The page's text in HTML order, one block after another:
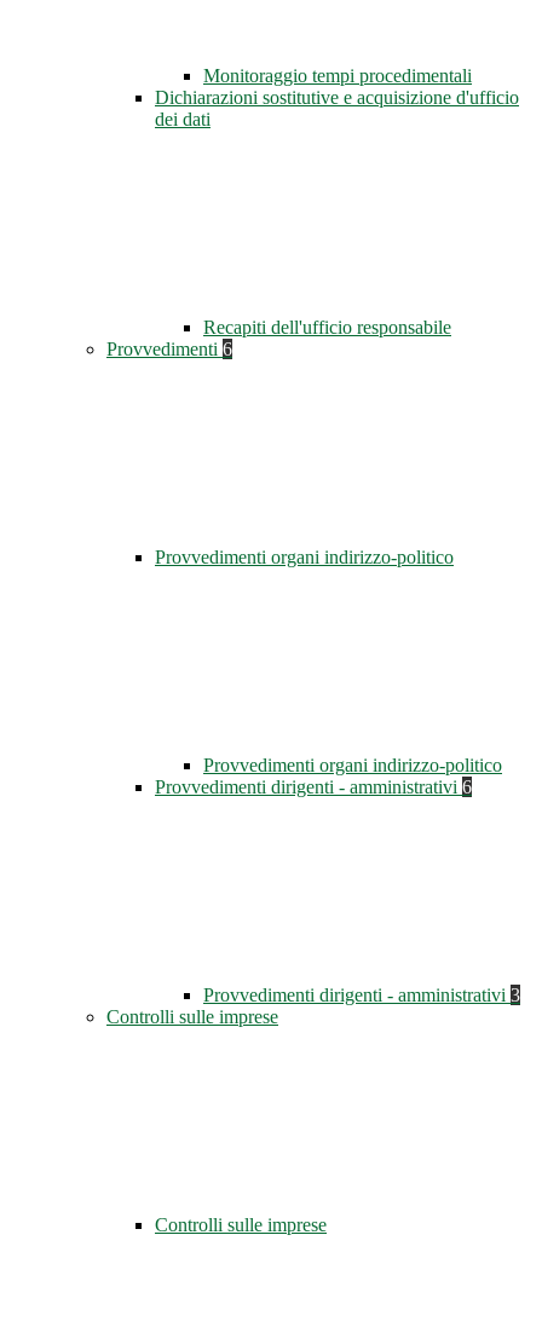
Monitoraggio tempi procedimentali
Dichiarazioni sostitutive e acquisizione d'ufficio
dei dati
Recapiti dell'ufficio responsabile
Provvedimenti 6
Provvedimenti organi indirizzo-politico
Provvedimenti organi indirizzo-politico
Provvedimenti dirigenti - amministrativi 6
Provvedimenti dirigenti - amministrativi 3
Controlli sulle imprese
Controlli sulle imprese